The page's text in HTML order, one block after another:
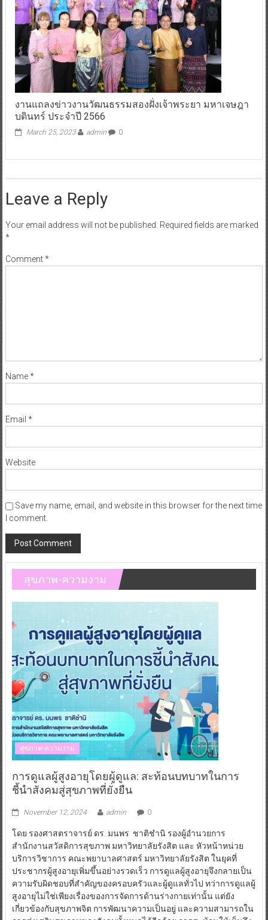
งานแถลงข่าวงานวัฒนธรรมสองฝั่งเจ้าพระยา มหาเจษฎา
บดินทร์ ประจำปี 2566
March 25, 2023 admin 0
Leave a Reply
Your email address will not be published. Required fields are marked
*
Comment*
Name*
Email *
Website
Save my name, email, and website in this browser for the next time
I comment.
สุขภาพ-ความงาม
สุขภาพ-ความงาม
การดูแลผู้สูงอายุโดยผู้ดูแล: สะท้อนบทบาทในการ
ชี้นำสังคมสู่สุขภาพที่ยั่งยืน
November 12, 2024 admin 0
โดย รองศาสตราจารย์ ดร. มนพร ชาติชำนิ รองผู้อำนวยการ
สำนักงานสวัสดิการสุขภาพ มหาวิทยาลัยรังสิต และ หัวหน้าหน่วย
บริการวิชาการ คณะพยาบาลศาสตร์ มหาวิทยาลัยรังสิต ในยุคที่
ประชากรผู้สูงอายุเพิ่มขึ้นอย่างรวดเร็ว การดูแลผู้สูงอายุจึงกลายเป็น
ความรับผิดชอบที่สำคัญของครอบครัวและผู้ดูแลทั่วไป ทว่าการดูแลผู้
สูงอายุไม่ใช่เพียงเรื่องของการจัดการด้านร่างกายเท่านั้น แต่ยัง
เกี่ยวข้องกับสุขภาพจิต การพัฒนาความเป็นอยู่ และความสามารถใน